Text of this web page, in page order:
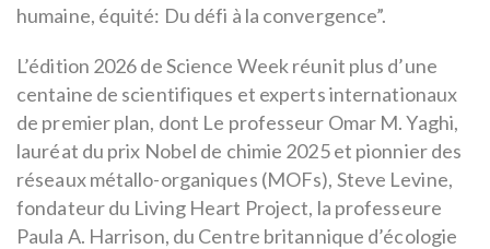
humaine, équité: Du défi à la convergence”.
L’édition 2026 de Science Week réunit plus d’une
centaine de scientifiques et experts internationaux
de premier plan, dont Le professeur Omar M. Yaghi,
lauréat du prix Nobel de chimie 2025 et pionnier des
réseaux métallo-organiques (MOFs), Steve Levine,
fondateur du Living Heart Project, la professeure
Paula A. Harrison, du Centre britannique d’écologie